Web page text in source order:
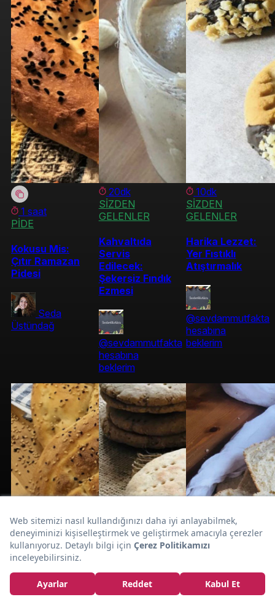
Evde
Ramazan Pidesi
Tarifi
1 saat
PİDE
Kokusu Mis:
Çıtır Ramazan
Pidesi
Seda
Üstündağ
20dk
SİZDEN
GELENLER
Kahvaltıda
Servis
Edilecek:
Şekersiz Fındık
Ezmesi
@sevdammutfakta
hesabına
beklerim
10dk
SİZDEN
GELENLER
Harika Lezzet:
Yer Fıstıklı
Atıştırmalık
@sevdammutfakta
hesabına
beklerim